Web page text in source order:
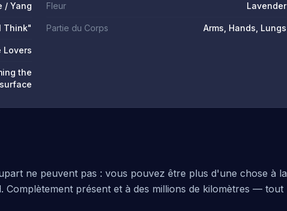
/ Yang
Think"
Lovers
the
surface
Fleur Lavender
Partie du Corps Arms, Hands, Lungs
ne peuvent pas : vous pouvez être plus d'une chose à la
présent et à des millions de kilomètres — tout